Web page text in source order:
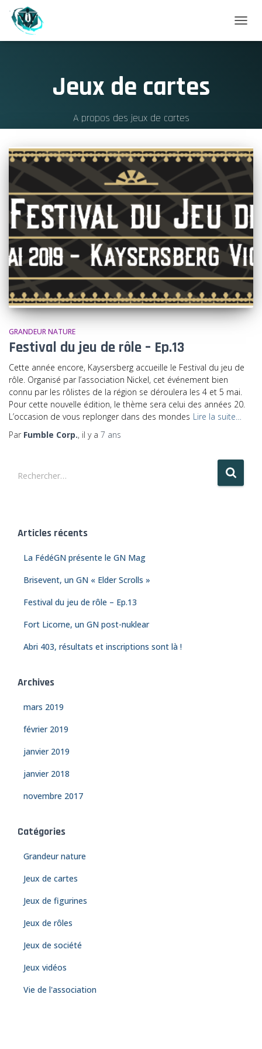
LA
Jeux de cartes
A propos des jeux de cartes
GRANDEUR NATURE
Festival du jeu de rôle – Ep.13
Cette année encore, Kaysersberg accueille le Festival du jeu de
rôle. Organisé par l’association Nickel, cet événement bien
connu par les rôlistes de la région se déroulera les 4 et 5 mai.
Pour cette nouvelle édition, le thème sera celui des années 20.
L’occasion de vous replonger dans des mondes Lire la suite…
Par Fumble Corp., il y a 7 ans
R
r
Rechercher…
Articles récents
La FédéGN présente le GN Mag
Brisevent, un GN « Elder Scrolls »
Festival du jeu de rôle – Ep.13
Fort Licorne, un GN post-nuklear
Abri 403, résultats et inscriptions sont là !
Archives
mars 2019
février 2019
janvier 2019
janvier 2018
novembre 2017
Catégories
Grandeur nature
Jeux de cartes
Jeux de figurines
Jeux de rôles
Jeux de société
Jeux vidéos
Vie de l'association